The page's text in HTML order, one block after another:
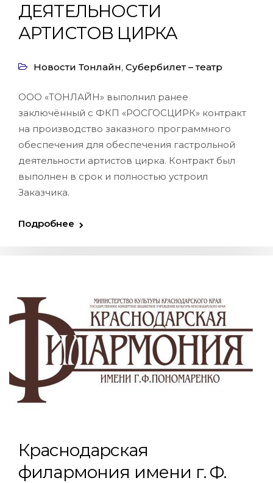
ДЕЯТЕЛЬНОСТИ
АРТИСТОВ ЦИРКА
Новости Тонлайн, Субербилет – театр
ООО «ТОНЛАЙН» выполнил ранее
заключённый с ФКП «РОСГОСЦИРК» контракт
на производство заказного программного
обеспечения для обеспечения гастрольной
деятельности артистов цирка. Контракт был
выполнен в срок и полностью устроил
Заказчика.
Подробнее
Краснодарская
филармония имени г. Ф.